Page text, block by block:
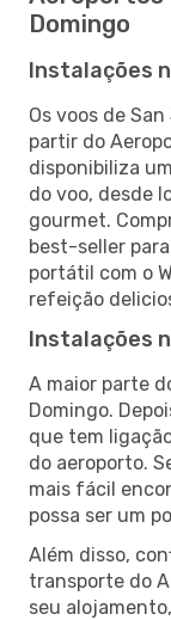
Domingo
Instalações
Os voos de
partir do
disponibiliza
do voo, desde
gourmet.
best-seller
portátil com o
refeição
Instalações
A maior parte
Domingo.
que tem
do aeroporto.
mais fácil
possa ser um
Além disso,
transporte do
seu